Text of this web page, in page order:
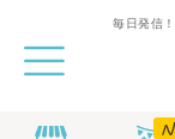
毎日発信